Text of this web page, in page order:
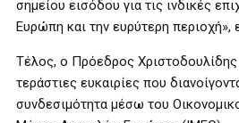
σημείου εισόδου για τις ινδικές
Ευρώπη και την ευρύτερη περιοχή»,
Τέλος, ο Πρόεδρος
τεράστιες ευκαιρίες που
συνδεσιμότητα μέσω του